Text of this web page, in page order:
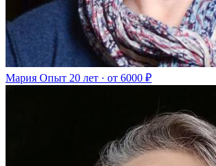
Мария Опыт 20 лет · от 6000 ₽